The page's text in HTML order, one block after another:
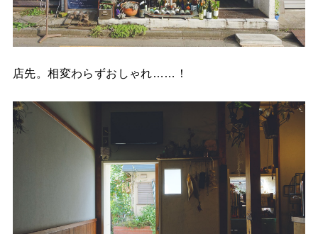
店先。相変わらずおしゃれ……！